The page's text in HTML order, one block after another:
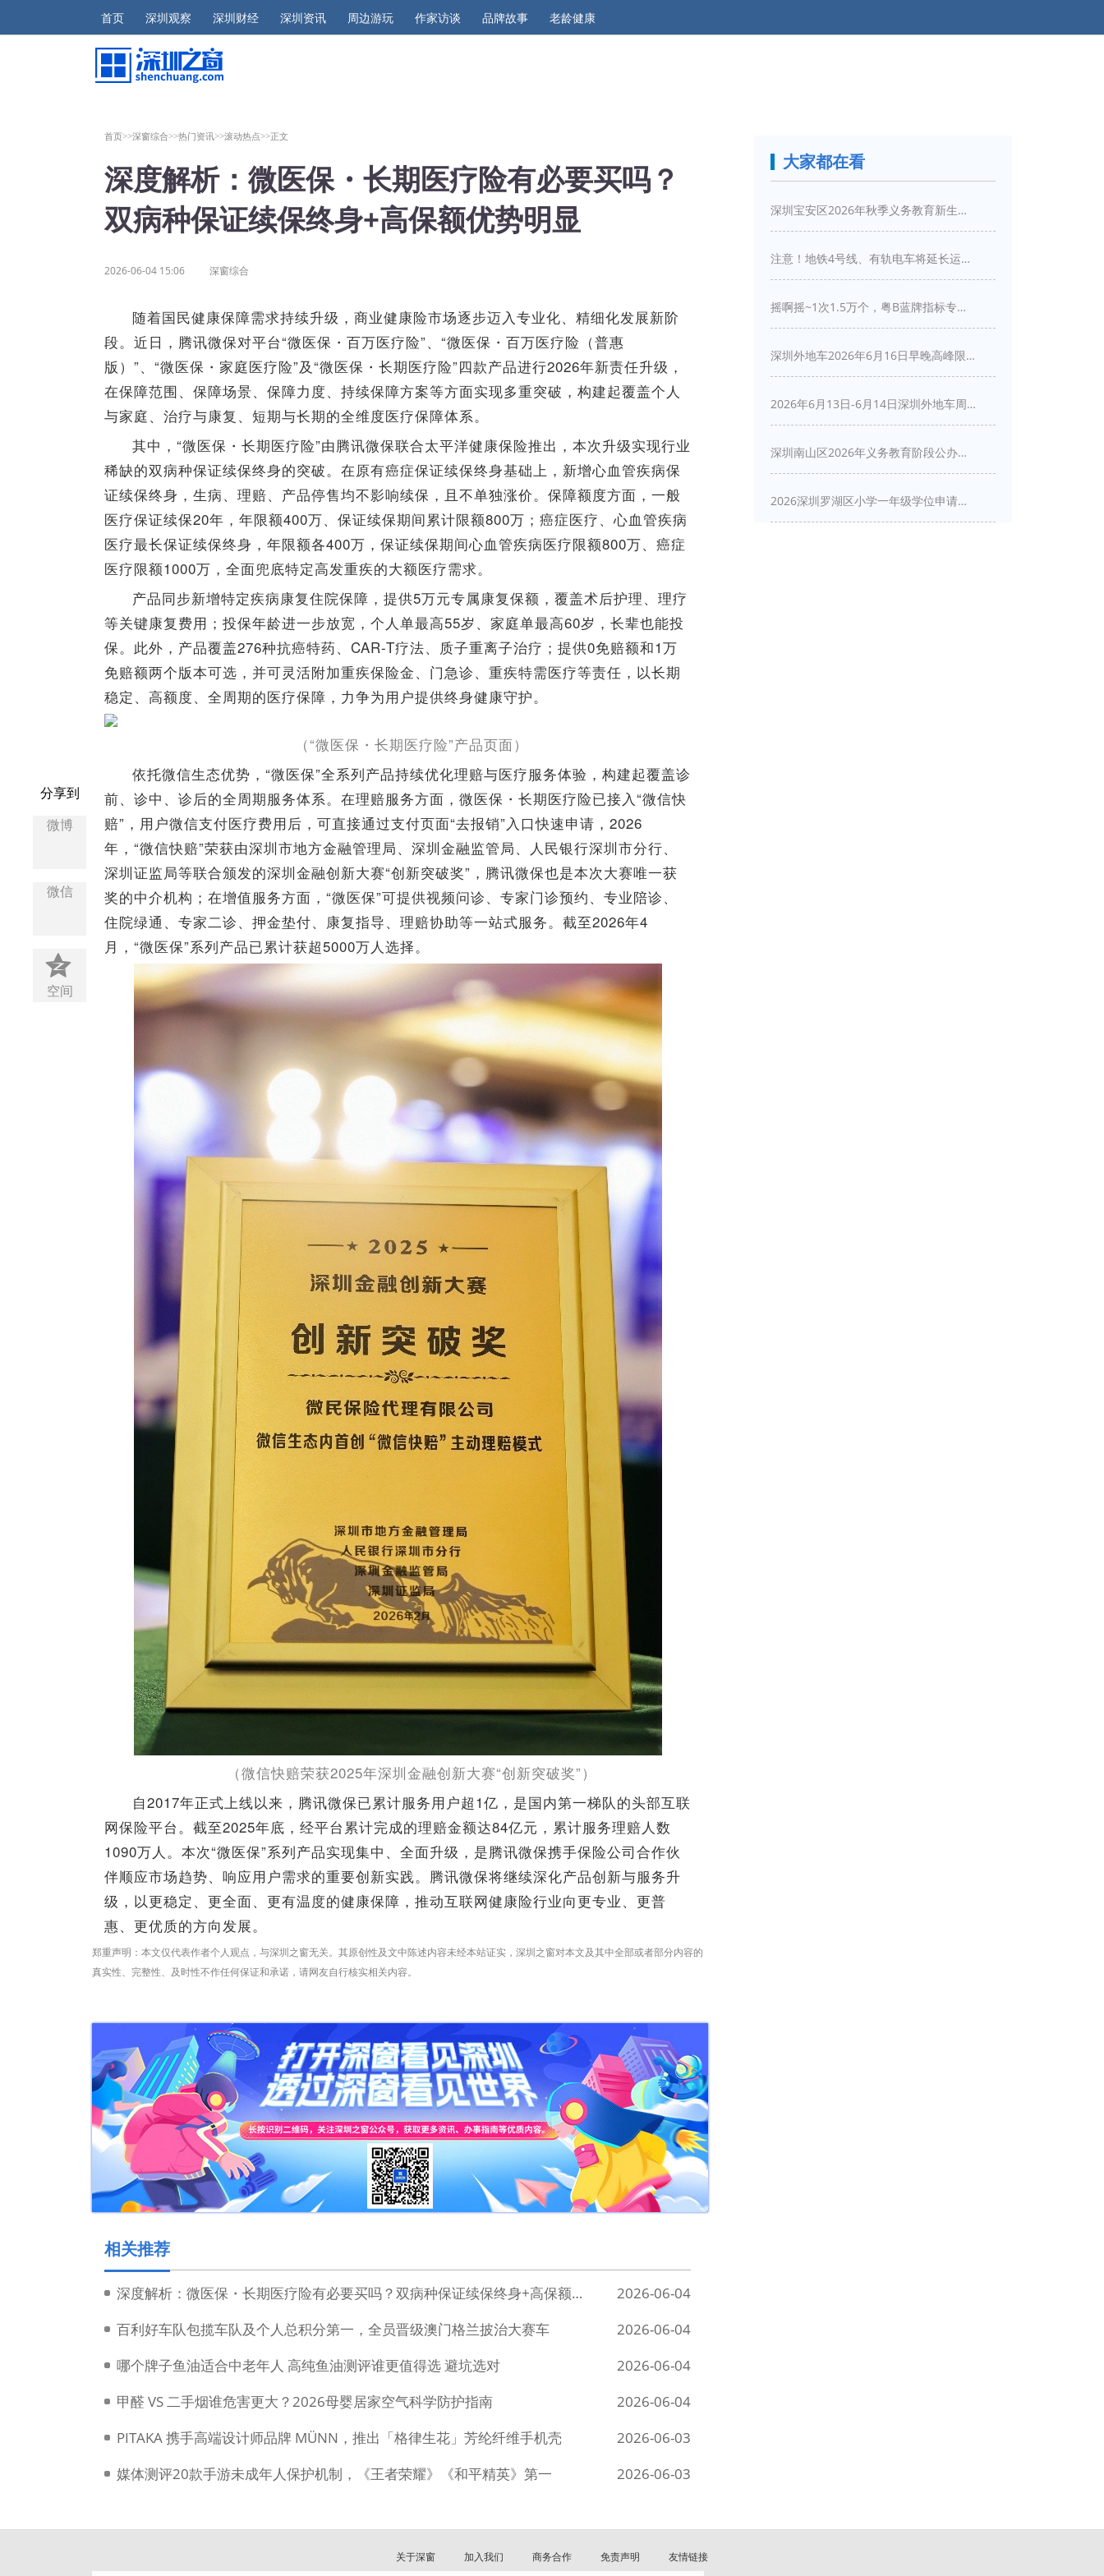
首页 深圳观察 深圳财经 深圳资讯 周边游玩 作家访谈 品牌故事 老龄健康
首页>>深窗综合>>热门资讯>>滚动热点>>正文
深度解析：微医保・长期医疗险有必要买吗？
双病种保证续保终身+高保额优势明显
2026-06-04 15:06 深窗综合
随着国民健康保障需求持续升级，商业健康险市场逐步迈入专业化、精细化发展新阶
段。近日，腾讯微保对平台“微医保・百万医疗险”、“微医保・百万医疗险（普惠
版）”、“微医保・家庭医疗险”及“微医保・长期医疗险”四款产品进行2026年新责任升级，
在保障范围、保障场景、保障力度、持续保障方案等方面实现多重突破，构建起覆盖个人
与家庭、治疗与康复、短期与长期的全维度医疗保障体系。
其中，“微医保・长期医疗险”由腾讯微保联合太平洋健康保险推出，本次升级实现行业
稀缺的双病种保证续保终身的突破。在原有癌症保证续保终身基础上，新增心血管疾病保
证续保终身，生病、理赔、产品停售均不影响续保，且不单独涨价。保障额度方面，一般
医疗保证续保20年，年限额400万、保证续保期间累计限额800万；癌症医疗、心血管疾病
医疗最长保证续保终身，年限额各400万，保证续保期间心血管疾病医疗限额800万、癌症
医疗限额1000万，全面兜底特定高发重疾的大额医疗需求。
产品同步新增特定疾病康复住院保障，提供5万元专属康复保额，覆盖术后护理、理疗
等关键康复费用；投保年龄进一步放宽，个人单最高55岁、家庭单最高60岁，长辈也能投
保。此外，产品覆盖276种抗癌特药、CAR-T疗法、质子重离子治疗；提供0免赔额和1万
免赔额两个版本可选，并可灵活附加重疾保险金、门急诊、重疾特需医疗等责任，以长期
稳定、高额度、全周期的医疗保障，力争为用户提供终身健康守护。
（“微医保・长期医疗险”产品页面）
依托微信生态优势，“微医保”全系列产品持续优化理赔与医疗服务体验，构建起覆盖诊
前、诊中、诊后的全周期服务体系。在理赔服务方面，微医保・长期医疗险已接入“微信快
赔”，用户微信支付医疗费用后，可直接通过支付页面“去报销”入口快速申请，2026
年，“微信快赔”荣获由深圳市地方金融管理局、深圳金融监管局、人民银行深圳市分行、
深圳证监局等联合颁发的深圳金融创新大赛“创新突破奖”，腾讯微保也是本次大赛唯一获
奖的中介机构；在增值服务方面，“微医保”可提供视频问诊、专家门诊预约、专业陪诊、
住院绿通、专家二诊、押金垫付、康复指导、理赔协助等一站式服务。截至2026年4
月，“微医保”系列产品已累计获超5000万人选择。
（微信快赔荣获2025年深圳金融创新大赛“创新突破奖”）
自2017年正式上线以来，腾讯微保已累计服务用户超1亿，是国内第一梯队的头部互联
网保险平台。截至2025年底，经平台累计完成的理赔金额达84亿元，累计服务理赔人数
1090万人。本次“微医保”系列产品实现集中、全面升级，是腾讯微保携手保险公司合作伙
伴顺应市场趋势、响应用户需求的重要创新实践。腾讯微保将继续深化产品创新与服务升
级，以更稳定、更全面、更有温度的健康保障，推动互联网健康险行业向更专业、更普
惠、更优质的方向发展。
郑重声明：本文仅代表作者个人观点，与深圳之窗无关。其原创性及文中陈述内容未经本站证实，深圳之窗对本文及其中全部或者部分内容的
真实性、完整性、及时性不作任何保证和承诺，请网友自行核实相关内容。
分享到
微博
微信
空间
相关推荐
深度解析：微医保・长期医疗险有必要买吗？双病种保证续保终身+高保额优势明显
2026-06-04
百利好车队包揽车队及个人总积分第一，全员晋级澳门格兰披治大赛车
2026-06-04
哪个牌子鱼油适合中老年人 高纯鱼油测评谁更值得选 避坑选对
2026-06-04
甲醛 VS 二手烟谁危害更大？2026母婴居家空气科学防护指南
2026-06-04
PITAKA 携手高端设计师品牌 MÜNN，推出「格律生花」芳纶纤维手机壳
2026-06-03
媒体测评20款手游未成年人保护机制，《王者荣耀》《和平精英》第一
2026-06-03
大家都在看
深圳宝安区2026年秋季义务教育新生入学指引
注意！地铁4号线、有轨电车将延长运营服务！
摇啊摇~1次1.5万个，粤B蓝牌指标专项摇号又来啦！
深圳外地车2026年6月16日早晚高峰限行详情
2026年6月13日-6月14日深圳外地车周末限行吗
深圳南山区2026年义务教育阶段公办学校新生入学申请指南
2026深圳罗湖区小学一年级学位申请指南
关于深窗 加入我们 商务合作 免责声明 友情链接